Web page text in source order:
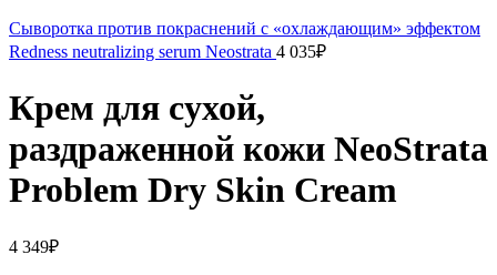
Сыворотка против покраснений с «охлаждающим» эффектом
Redness neutralizing serum Neostrata 4 035₽
Крем для сухой,
раздраженной кожи NeoStrata
Problem Dry Skin Cream
4 349₽